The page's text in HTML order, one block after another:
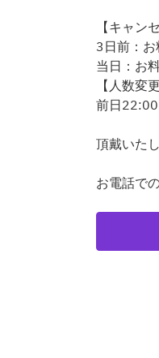
【キャン
3日前：
当日：お
【人数変
前日
頂戴いたし
お電話で